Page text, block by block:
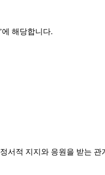
’에 해당합니다.
서적 지지와 응원을 받는